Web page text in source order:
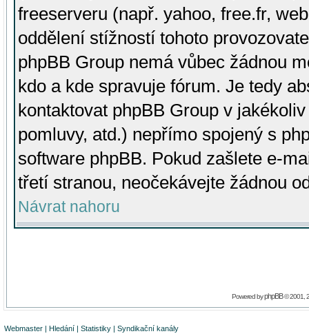
freeserveru (např. yahoo, free.fr,
oddělení stížností tohoto
phpBB Group nemá vůbec žádnou
kdo a kde spravuje fórum. Je tedy
kontaktovat phpBB Group v
pomluvy, atd.) nepřímo spojený s
software phpBB. Pokud zašlete e-
třetí stranou, neočekávejte žádnou
Návrat nahoru
Powered byphpBB© 2001,
Webmaster | Hledání | Statistiky | Syndikační kanály